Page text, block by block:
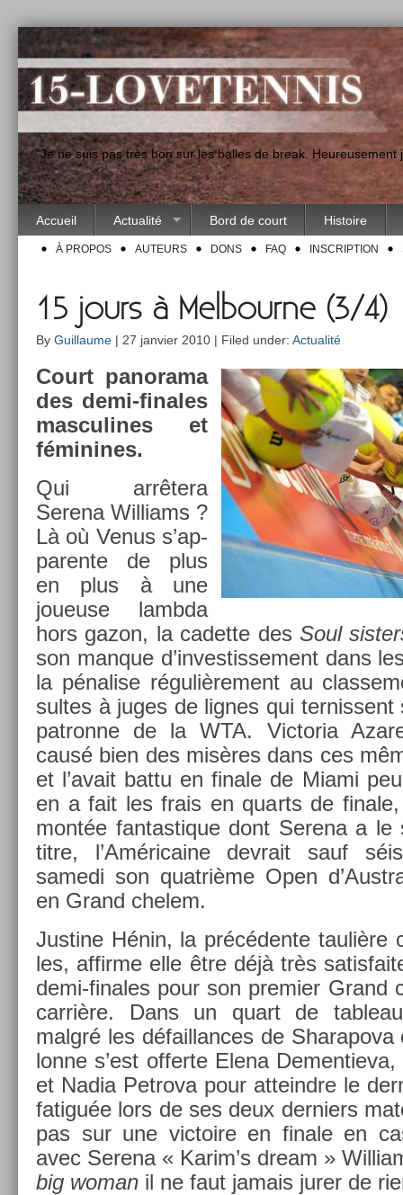
"Je ne suis pas très bon sur les balles de break.
Accueil Actualité Bord de court Histoire
À PROPOS AUTEURS DONS FAQ INSCRIPTION
15 jours à Melbourne (3/4)
By Guillaume | 27 janvier 2010 | Filed under: Actualité
Court panorama
des demi-finales
mas­culines et
féminines.
Qui arrêtera
Serena Wil­liams ?
Là où Venus s’ap­
paren­te de plus
en plus à une
joueuse lambda
hors gazon, la cadet­te des Soul
son man­que d’in­vestis­se­ment dans
la pénal­ise réguliè­re­ment au
sul­tes à juges de lig­nes qui
pat­ronne de la WTA. Vic­toria
causé bien des misères dans ces
et l’avait battu en fin­ale de Miami
en a fait les frais en quarts de fin­ale,
montée fan­tastique dont Serena a le
titre, l’Américaine de­vrait sauf
samedi son quat­rième Open
en Grand chelem.
Just­ine Hénin, la précédente taulière
les, af­firme elle être déjà très
demi-finales pour son pre­mi­er Grand
carrière. Dans un quart de
malgré les défail­lances de
lonne s’est of­fer­te Elena
et Nadia Pet­rova pour at­teindre le
fatiguée lors de ses deux de­rni­ers
pas sur une vic­toire en fin­ale en
avec Serena « Karim’s dream »
big woman il ne faut jamais jurer de